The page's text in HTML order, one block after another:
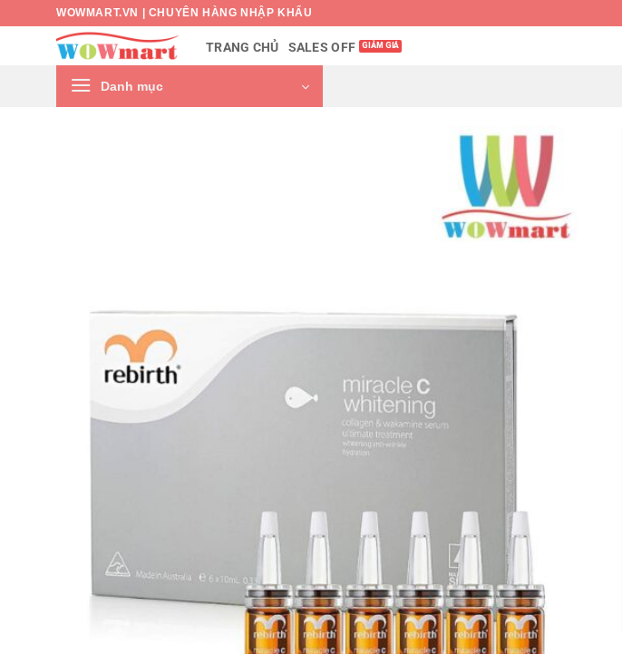
WOWMART.VN | CHUYÊN HÀNG NHẬP KHẨU
TRANG CHỦ SALES OFF
Danh mục